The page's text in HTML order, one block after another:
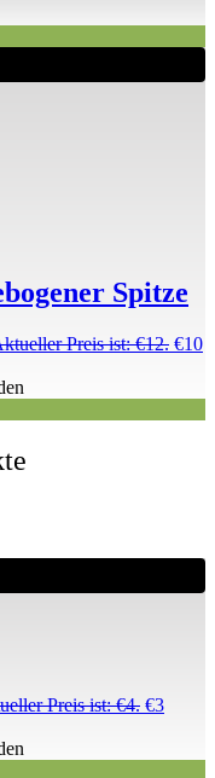
Spitze
Preis ist: €12. €10
Preis ist: €4. €3